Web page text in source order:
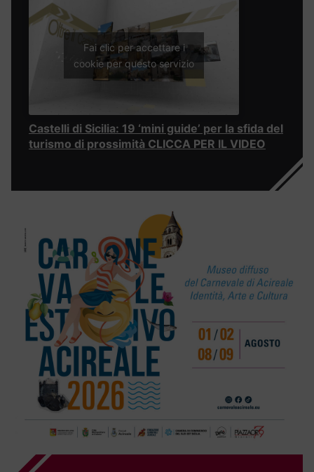
Fai clic per accettare i
cookie per questo servizio
Castelli di Sicilia: 19 ‘mini guide’ per la sfida del
turismo di prossimità CLICCA PER IL VIDEO